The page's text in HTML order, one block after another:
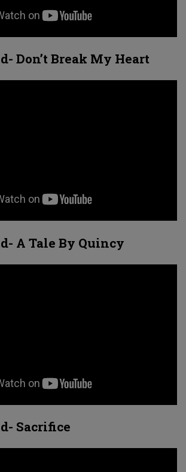
Don’t Break My Heart
A Tale By Quincy
Sacrifice